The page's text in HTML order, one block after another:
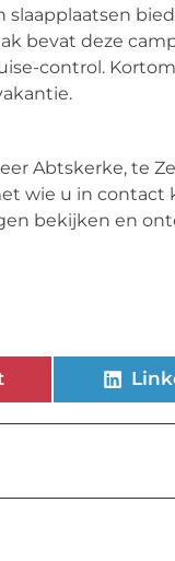
slaapplaatsen
bevat deze
control.
Abtskerke, te
wie u in contact
bekijken en